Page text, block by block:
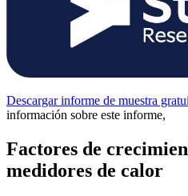
Descargar informe de muestra
información sobre este informe,
Factores de
medidores de calor